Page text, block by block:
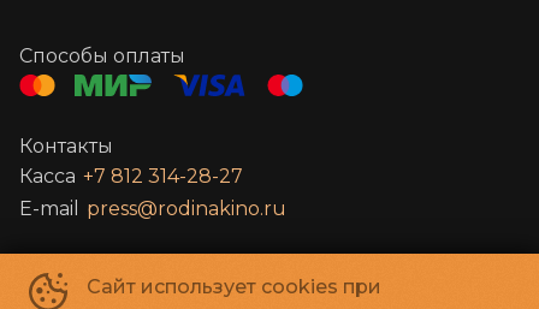
Сайт использует cookies при
Способы оплаты
Контакты
Касса +7 812 314-28-27
E-mail
press@rodinakino.ru
Санкт-Петербургское Государственное бюджетное учреждение